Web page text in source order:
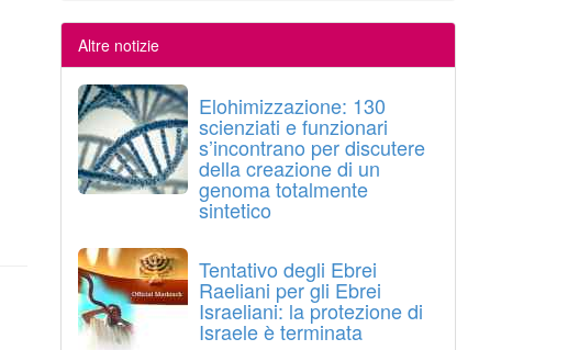
Altre notizie
Elohimizzazione: 130
scienziati e funzionari
s’incontrano per discutere
della creazione di un
genoma totalmente
sintetico
Tentativo degli Ebrei
Raeliani per gli Ebrei
Israeliani: la protezione di
Israele è terminata